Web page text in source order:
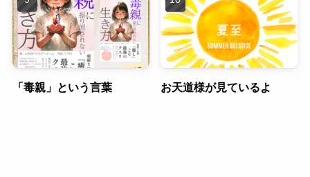
「毒親」という言葉 お天道様が見ているよ